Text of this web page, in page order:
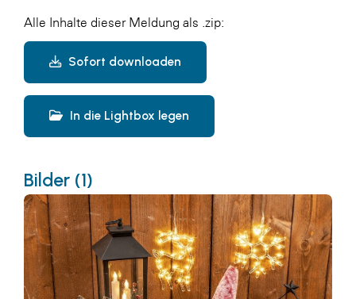
Alle Inhalte dieser Meldung als .zip:
Sofort downloaden
In die Lightbox legen
Bilder (1)